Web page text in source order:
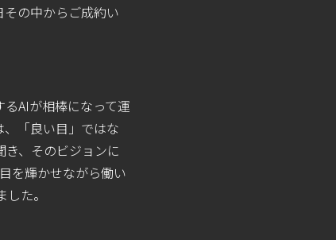
の中からご成約い
るAIが相棒になって運
「良い目」ではな
、そのビジョンに
を輝かせながら働い
た。